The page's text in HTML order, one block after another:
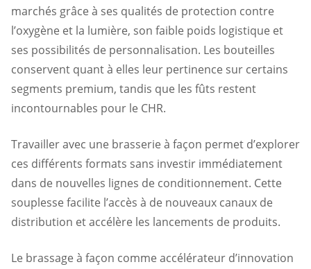
marchés grâce à ses qualités de protection contre
l’oxygène et la lumière, son faible poids logistique et
ses possibilités de personnalisation. Les bouteilles
conservent quant à elles leur pertinence sur certains
segments premium, tandis que les fûts restent
incontournables pour le CHR.
Travailler avec une brasserie à façon permet d’explorer
ces différents formats sans investir immédiatement
dans de nouvelles lignes de conditionnement. Cette
souplesse facilite l’accès à de nouveaux canaux de
distribution et accélère les lancements de produits.
Le brassage à façon comme accélérateur d’innovation